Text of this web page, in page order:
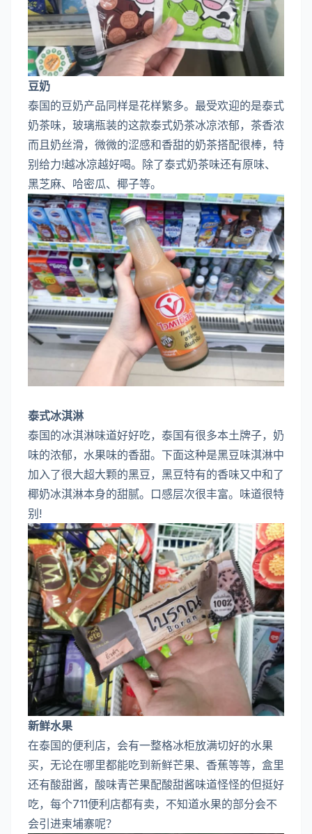
豆奶
泰国的豆奶产品同样是花样繁多。最受欢迎的是泰式
奶茶味，玻璃瓶装的这款泰式奶茶冰凉浓郁，茶香浓
而且奶丝滑，微微的涩感和香甜的奶茶搭配很棒，特
别给力!越冰凉越好喝。除了泰式奶茶味还有原味、
黑芝麻、哈密瓜、椰子等。
泰式冰淇淋
泰国的冰淇淋味道好好吃，泰国有很多本土牌子，奶
味的浓郁，水果味的香甜。下面这种是黑豆味淇淋中
加入了很大超大颗的黑豆，黑豆特有的香味又中和了
椰奶冰淇淋本身的甜腻。口感层次很丰富。味道很特
别!
新鲜水果
在泰国的便利店，会有一整格冰柜放满切好的水果
买，无论在哪里都能吃到新鲜芒果、香蕉等等，盒里
还有酸甜酱，酸味青芒果配酸甜酱味道怪怪的但挺好
吃，每个711便利店都有卖，不知道水果的部分会不
会引进柬埔寨呢？